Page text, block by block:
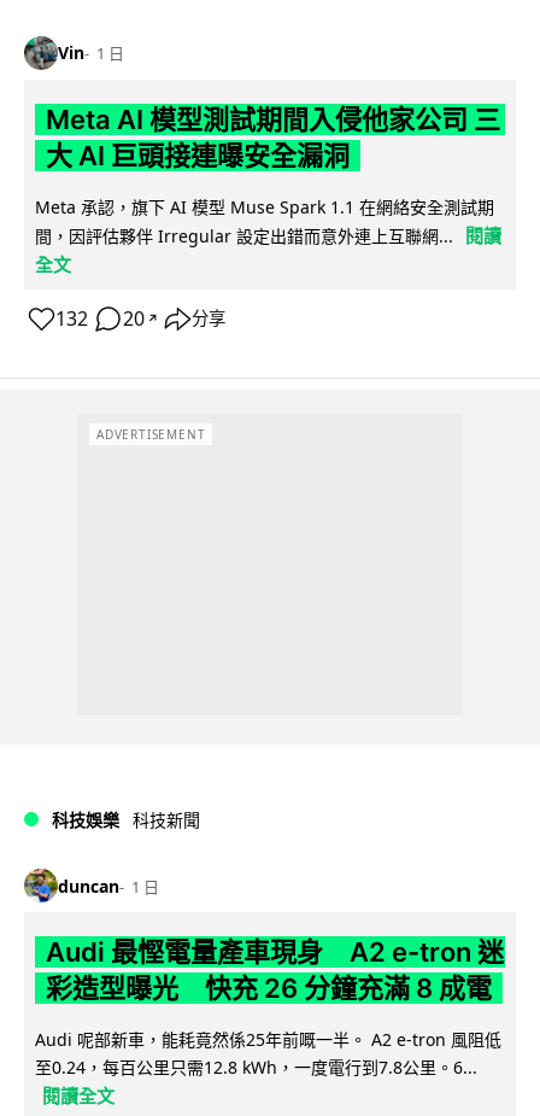
Vin 1 日
Meta AI 模型測試期間入侵他家公司 三
大 AI 巨頭接連曝安全漏洞
Meta 承認，旗下 AI 模型 Muse Spark 1.1 在網絡安全測試期
間，因評估夥伴 Irregular 設定出錯而意外連上互聯網...
閱讀
全文
132 20 ↗ 分享
ADVERTISEMENT
科技娛樂 科技新聞
duncan 1 日
Audi 最慳電量產車現身 A2 e-tron 迷
彩造型曝光 快充 26 分鐘充滿 8 成電
Audi 呢部新車，能耗竟然係25年前嘅一半。 A2 e-tron 風阻低
至0.24，每百公里只需12.8 kWh，一度電行到7.8公里。6...
閱讀全文